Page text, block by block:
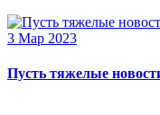
3 Мар 2023
Пусть тяжелые